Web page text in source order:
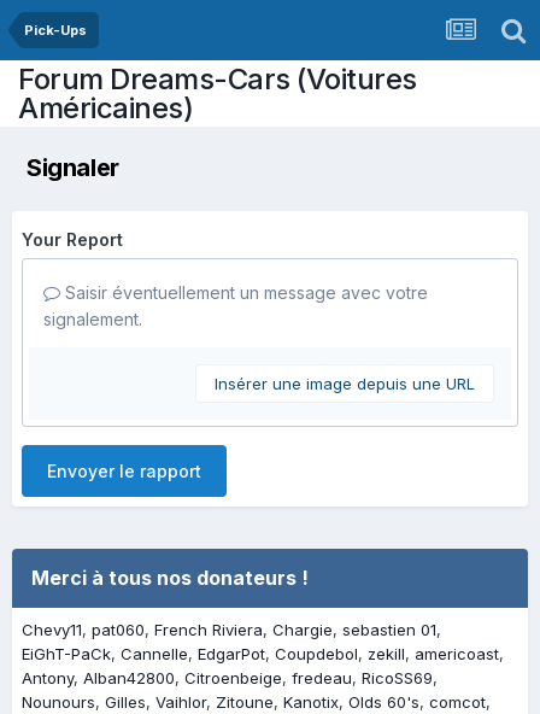
Pick-Ups
Forum Dreams-Cars (Voitures
Américaines)
Signaler
Your Report
Saisir éventuellement un message avec votre
signalement.
Insérer une image depuis une URL
Envoyer le rapport
Merci à tous nos donateurs !
Chevy11 pat060 French Riviera Chargie sebastien 01
EiGhT-PaCk Cannelle EdgarPot Coupdebol zekill
americoast
Antony Alban42800 Citroenbeige fredeau RicoSS69
Nounours Gilles Vaihlor Zitoune Kanotix Olds 60's comcot